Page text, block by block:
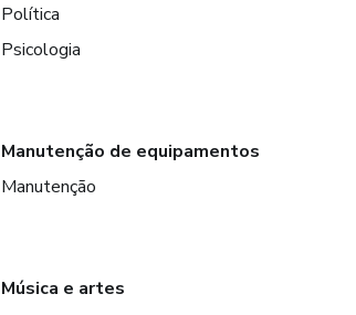
Política
Psicologia
Manutenção de equipamentos
Manutenção
Música e artes